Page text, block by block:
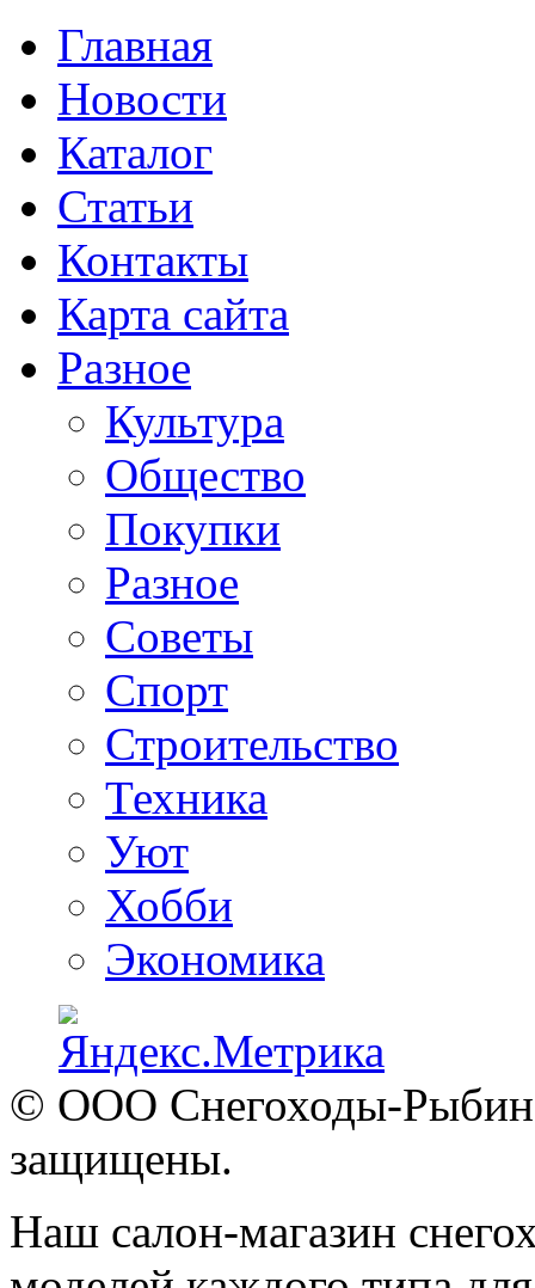
Главная
Новости
Каталог
Статьи
Контакты
Карта сайта
Разное
Культура
Общество
Покупки
Разное
Советы
Спорт
Строительство
Техника
Уют
Хобби
Экономика
© ООО Снегоходы-
защищены.
Наш салон-магазин